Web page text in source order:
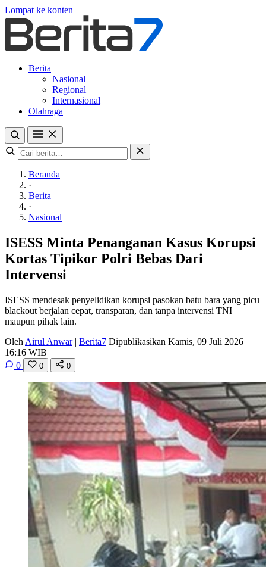
Lompat ke konten
Berita
Nasional
Regional
Internasional
Olahraga
Beranda
·
Berita
·
Nasional
ISESS Minta Penanganan Kasus Korupsi
Kortas Tipikor Polri Bebas Dari
Intervensi
ISESS mendesak penyelidikan korupsi pasokan batu bara yang picu
blackout berjalan cepat, transparan, dan tanpa intervensi TNI
maupun pihak lain.
Oleh Airul Anwar | Berita7 Dipublikasikan Kamis, 09 Juli 2026
16:16 WIB
0
0 0